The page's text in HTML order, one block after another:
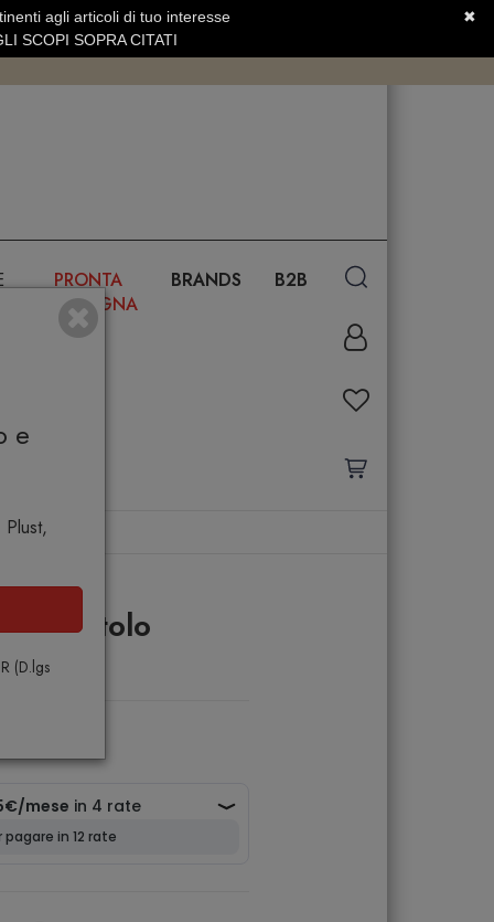
e
(D.lgs
SERVIZIO CLIENTI +39.0773.470.562
PRONTA
CONSEGNA
BRANDS B2B
Scoiattolo
✖
agli articoli di tuo interesse
SCOPI SOPRA CITATI